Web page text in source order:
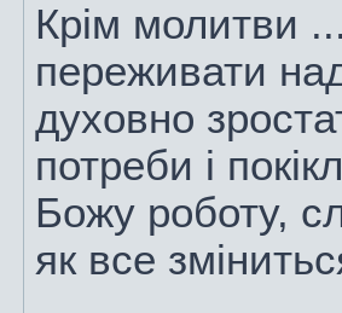
Крім молитви
переживати
духовно
потреби і
Божу роботу,
як все